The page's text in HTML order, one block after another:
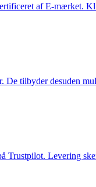
af E-mærket.
tilbyder desuden
Trustpilot. Levering